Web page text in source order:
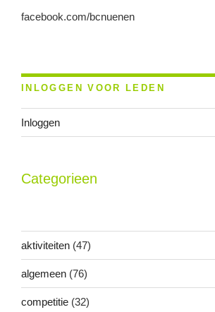
facebook.com/bcnuenen
INLOGGEN VOOR LEDEN
Inloggen
Categorieen
aktiviteiten (47)
algemeen (76)
competitie (32)